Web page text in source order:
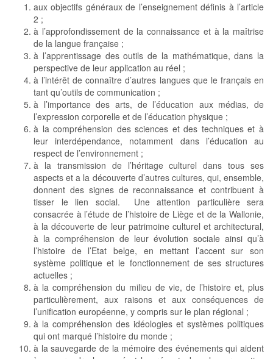
aux objectifs généraux de l’enseignement définis à l’article
2 ;
à l’approfondissement de la connaissance et à la maîtrise
de la langue française ;
à l’apprentissage des outils de la mathématique, dans la
perspective de leur application au réel ;
à l’intérêt de connaître d’autres langues que le français en
tant qu’outils de communication ;
à l’importance des arts, de l’éducation aux médias, de
l’expression corporelle et de l’éducation physique ;
à la compréhension des sciences et des techniques et à
leur interdépendance, notamment dans l’éducation au
respect de l’environnement ;
à la transmission de l’héritage culturel dans tous ses
aspects et a la découverte d’autres cultures, qui, ensemble,
donnent des signes de reconnaissance et contribuent à
tisser le lien social. Une attention particulière sera
consacrée à l’étude de l’histoire de Liège et de la Wallonie,
à la découverte de leur patrimoine culturel et architectural,
à la compréhension de leur évolution sociale ainsi qu’à
l’histoire de l’Etat belge, en mettant l’accent sur son
système politique et le fonctionnement de ses structures
actuelles ;
à la compréhension du milieu de vie, de l’histoire et, plus
particulièrement, aux raisons et aux conséquences de
l’unification européenne, y compris sur le plan régional ;
à la compréhension des idéologies et systèmes politiques
qui ont marqué l’histoire du monde ;
à la sauvegarde de la mémoire des événements qui aident